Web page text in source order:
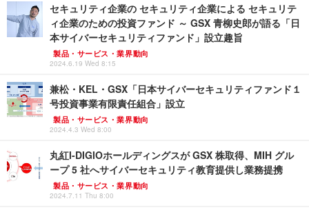
セキュリティ企業の セキュリティ企業による セキュリテ
ィ企業のための投資ファンド ～ GSX 青柳史郎が語る「日
本サイバーセキュリティファンド」設立趣旨
製品・サービス・業界動向
2024.6.19 Wed 8:15
兼松・KEL・GSX「日本サイバーセキュリティファンド１
号投資事業有限責任組合」設立
製品・サービス・業界動向
2024.4.3 Wed 8:00
丸紅I-DIGIOホールディングスが GSX 株取得、MIH グル
ープ 5 社へサイバーセキュリティ教育提供し業務提携
製品・サービス・業界動向
2024.7.11 Thu 8:00